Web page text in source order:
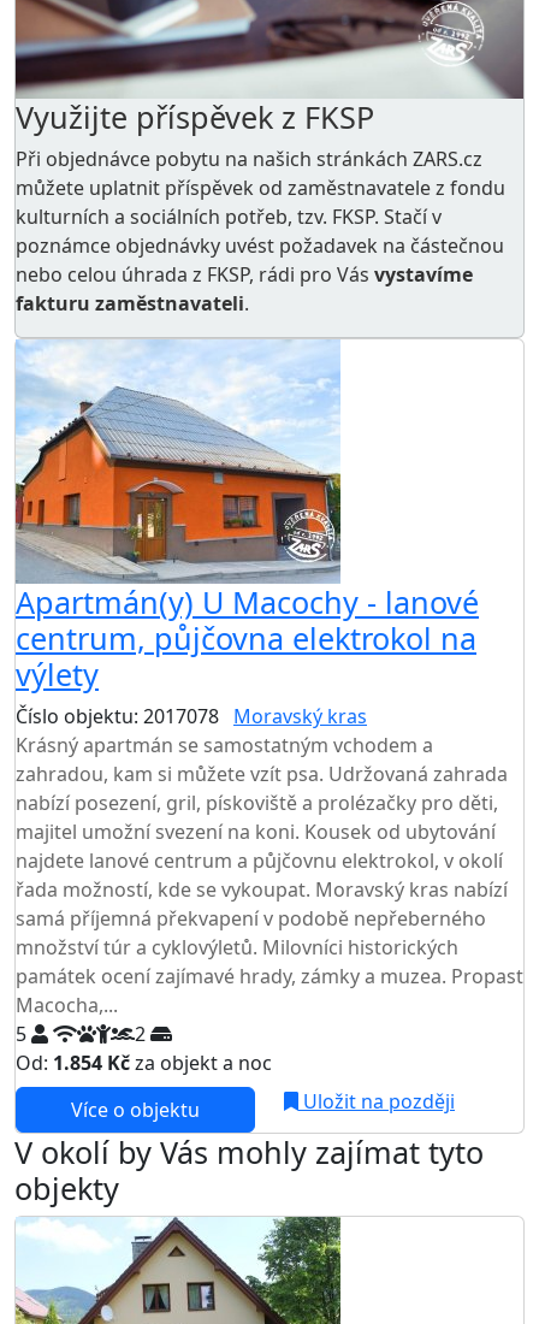
Využijte příspěvek z FKSP
Při objednávce pobytu na našich stránkách ZARS.cz
můžete uplatnit příspěvek od zaměstnavatele z fondu
kulturních a sociálních potřeb, tzv. FKSP. Stačí v
poznámce objednávky uvést požadavek na částečnou
nebo celou úhrada z FKSP, rádi pro Vás vystavíme
fakturu zaměstnavateli.
Apartmán(y) U Macochy - lanové
centrum, půjčovna elektrokol na
výlety
Číslo objektu: 2017078 Moravský kras
Krásný apartmán se samostatným vchodem a
zahradou, kam si můžete vzít psa. Udržovaná zahrada
nabízí posezení, gril, pískoviště a prolézačky pro děti,
majitel umožní svezení na koni. Kousek od ubytování
najdete lanové centrum a půjčovnu elektrokol, v okolí
řada možností, kde se vykoupat. Moravský kras nabízí
samá příjemná překvapení v podobě nepřeberného
množství túr a cyklovýletů. Milovníci historických
památek ocení zajímavé hrady, zámky a muzea. Propast
Macocha,...
5
2
Od: 1.854 Kčza objekt a noc
Více o objektu
Uložit na později
V okolí by Vás mohly zajímat tyto
objekty